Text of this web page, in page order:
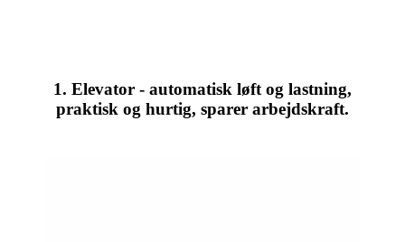
1. Elevator - automatisk løft og lastning,
praktisk og hurtig, sparer arbejdskraft.